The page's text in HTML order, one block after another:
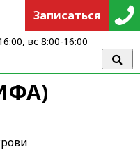
Записаться
вс 8:00-16:00